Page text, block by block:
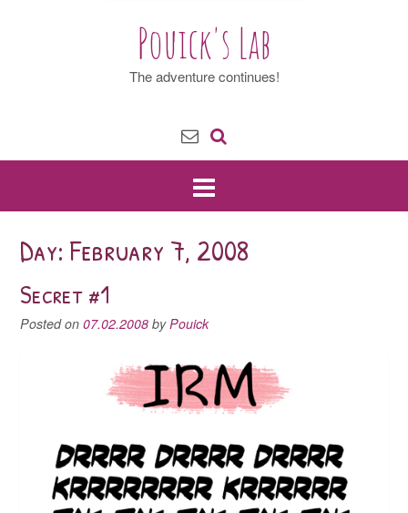
Pouick's Lab
The adventure continues!
Day: February 7, 2008
Secret #1
Posted on 07.02.2008 byPouick